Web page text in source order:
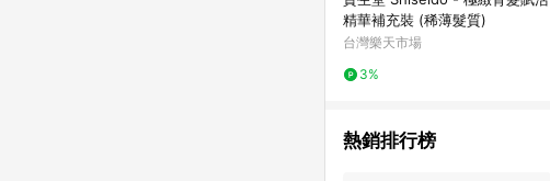
精華補充裝 (稀薄髮質)
台灣樂天市場
3%
熱銷排行榜